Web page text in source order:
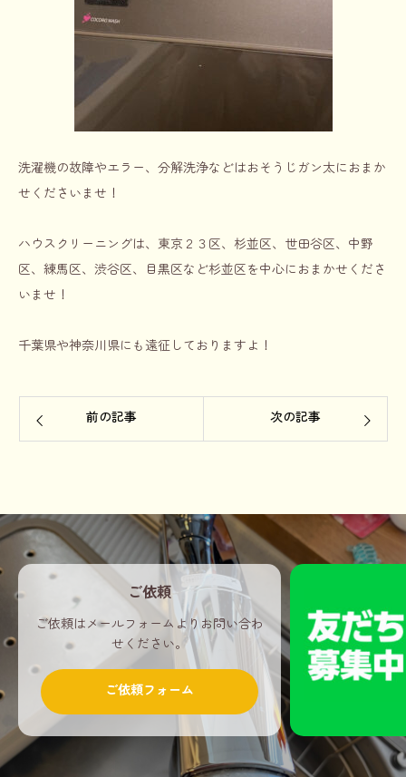
洗濯機の故障やエラー、分解洗浄などはおそうじガン太におまか
せくださいませ！
ハウスクリーニングは、東京２３区、杉並区、世田谷区、中野
区、練馬区、渋谷区、目黒区など杉並区を中心におまかせくださ
いませ！
千葉県や神奈川県にも遠征しておりますよ！
前の記事 次の記事
ご依頼
ご依頼はメールフォームよりお問い合わ
せください。
ご依頼フォーム